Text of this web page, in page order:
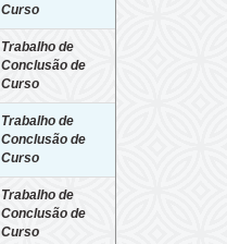
Curso
Trabalho de
Conclusão de
Curso
Trabalho de
Conclusão de
Curso
Trabalho de
Conclusão de
Curso